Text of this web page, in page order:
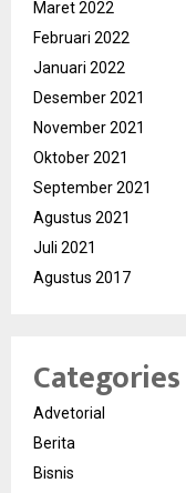
Maret 2022
Februari 2022
Januari 2022
Desember 2021
November 2021
Oktober 2021
September 2021
Agustus 2021
Juli 2021
Agustus 2017
Categories
Advetorial
Berita
Bisnis